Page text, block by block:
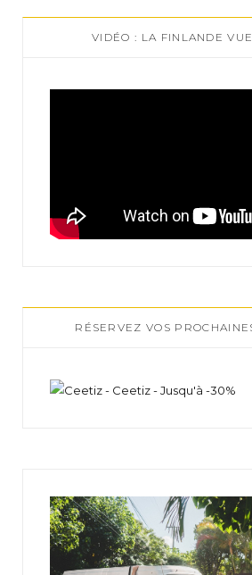
VIDÉO : LA FINLANDE
RÉSERVEZ VOS